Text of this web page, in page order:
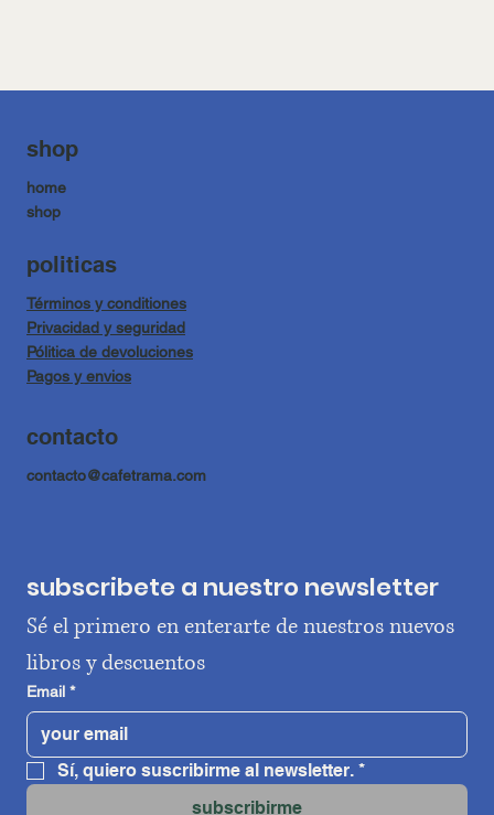
shop
home
shop
politicas
Términos y conditiones
Privacidad y seguridad
Pólitica de devoluciones
Pagos y envios
contacto
contacto@cafetrama.com
subscribete a nuestro newsletter
Sé el primero en enterarte de nuestros nuevos
libros y descuentos
Email *
Sí, quiero suscribirme al newsletter. *
subscribirme